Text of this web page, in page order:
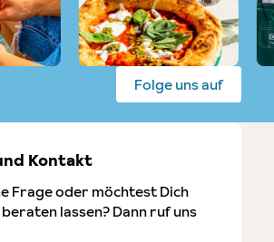
Folge uns auf
Kontakt
Frage oder möchtest Dich
lassen? Dann ruf uns